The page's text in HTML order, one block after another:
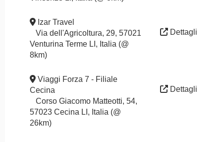
Izar Travel
Via dell'Agricoltura, 29, 57021
Venturina Terme LI, Italia (@
8km)
Dettagli
Viaggi Forza 7 - Filiale
Cecina
Corso Giacomo Matteotti, 54,
57023 Cecina LI, Italia (@
26km)
Dettagli